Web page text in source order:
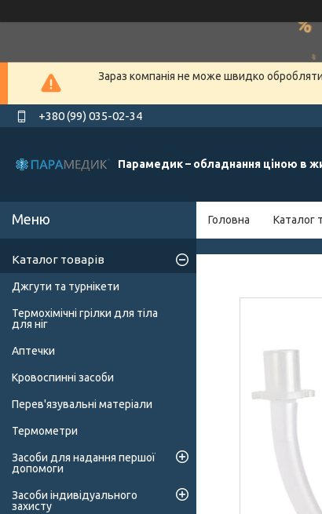
Зараз компанія не може швидко
+380 (99) 035-02-34
Парамедик – обладнання ціною в
Головна Каталог
Каталог товарів
Джгути та турнікети
Термохімічні грілки для тіла
для ніг
Аптечки
Кровоспинні засоби
Перев'язувальні матеріали
Термометри
Засоби для надання першої
допомоги
Засоби індивідуального
захисту